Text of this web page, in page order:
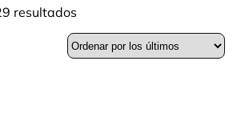
resultados